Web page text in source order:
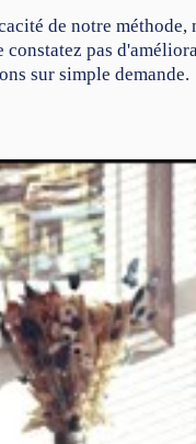
de notre méthode,
constatez pas
sur simple demande.